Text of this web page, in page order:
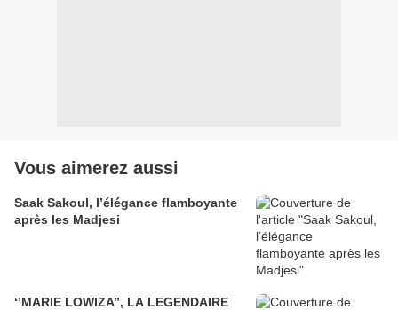
Vous aimerez aussi
Saak Sakoul, l’élégance flamboyante
après les Madjesi
‘’MARIE LOWIZA’’, LA LEGENDAIRE